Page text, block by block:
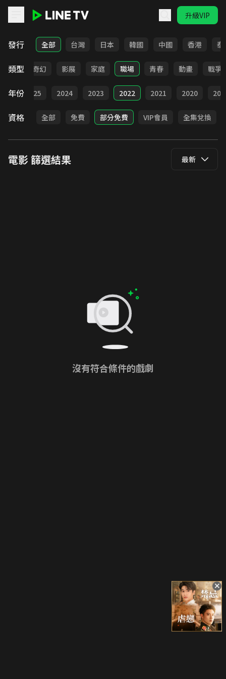
升級VIP
LINE TV - 電影
發行 全部 台灣 日本 韓國 中國 香港 泰
類型
懸疑 奇幻 影展 家庭 職場 青春 動畫 戰爭
年份 2025 2024 2023 2022 2021 2020
資格 全部 免費 部分免費 VIP會員 全集兌換
電影篩選結果 最新
沒有符合條件的戲劇